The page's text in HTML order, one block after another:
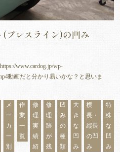
レスライン)の凹み
www.cardog.jp/wp-
動画だと分かり易いかな？と思いま
メ
ー
カ
ー
別
作
業
一
覧
修
理
実
績
紹
修
理
跡
が
残
凹
み
の
種
類
大
き
な
凹
み
横
長・
縦長
の凹
み
特
殊
な
凹
み